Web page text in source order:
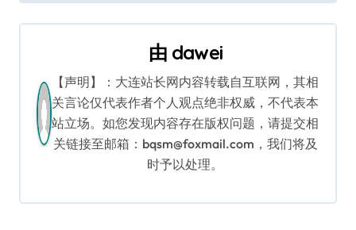
导
由 dawei
【声明】：大连站长网内容转载自互联网，其相
关言论仅代表作者个人观点绝非权威，不代表本
站立场。如您发现内容存在版权问题，请提交相
关链接至邮箱：bqsm@foxmail.com，我们将及
时予以处理。